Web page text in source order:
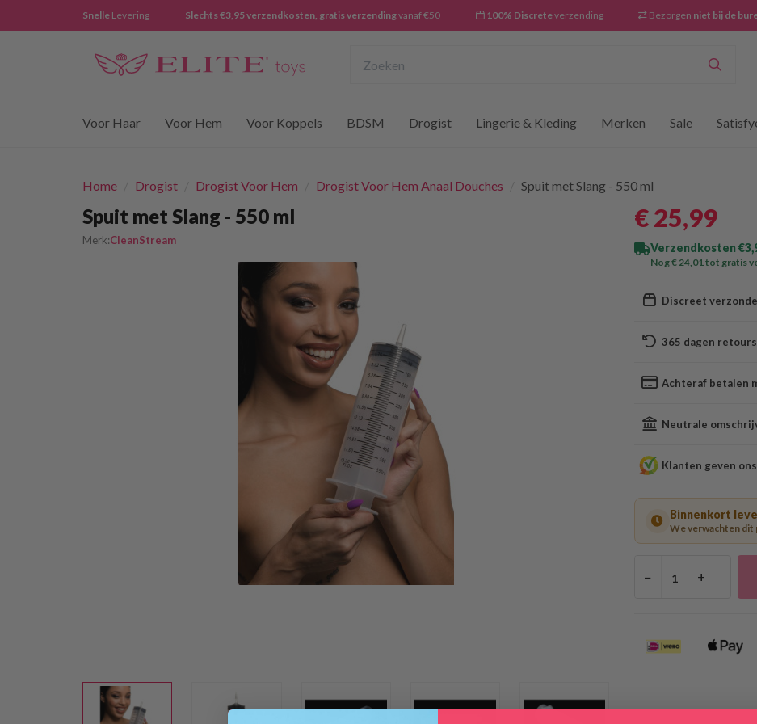
Snelle Levering Slechts €3,95 verzendkosten, gratis verzendingvanaf €50 100% Discreteverzending Bezorgen niet bij de
Voor Haar Voor Hem Voor Koppels BDSM Drogist Lingerie & Kleding Merken Sale
Home Drogist Drogist Voor Hem Drogist Voor Hem Anaal Douches Spuit met Slang - 550 ml
Spuit met Slang - 550 ml
Merk:CleanStream
€ 25,99
Verzendkosten
Nog € 24,01tot gratis
Discreet
365 dagen
Achteraf betalen
Neutrale
Klanten geven
Binnenkort
We verwachten dit
− +